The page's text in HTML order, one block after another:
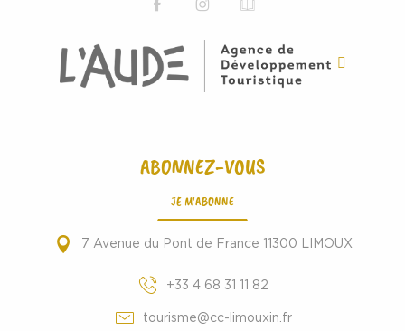
ABONNEZ-VOUS
JE M'ABONNE
7 Avenue du Pont de France 11300 LIMOUX
+33 4 68 31 11 82
tourisme@cc-limouxin.fr